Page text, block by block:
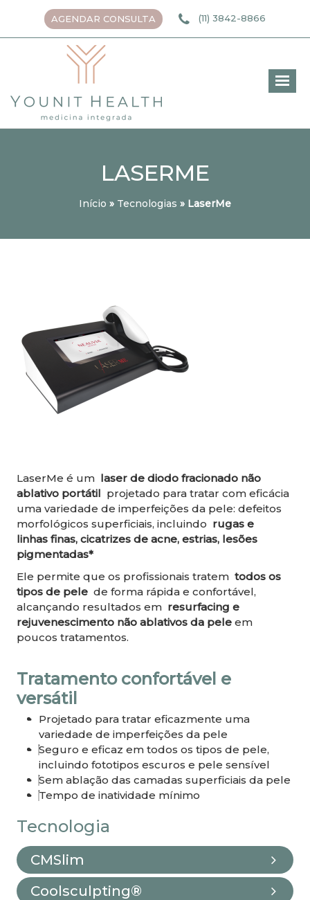
AGENDAR CONSULTA (11) 3842-8866
LASERME
Início » Tecnologias » LaserMe
LaserMe é um laser de diodo fracionado não
ablativo portátil projetado para tratar com eficácia
uma variedade de imperfeições da pele: defeitos
morfológicos superficiais, incluindo rugas e
linhas finas, cicatrizes de acne, estrias, lesões
pigmentadas*
Ele permite que os profissionais tratem todos os
tipos de pele de forma rápida e confortável,
alcançando resultados em resurfacing e
rejuvenescimento não ablativos da pele em
poucos tratamentos.
Tratamento confortável e
versátil
Projetado para tratar eficazmente uma
variedade de imperfeições da pele
Seguro e eficaz em todos os tipos de pele,
incluindo fototipos escuros e pele sensível
Sem ablação das camadas superficiais da pele
Tempo de inatividade mínimo
Tecnologia
CMSlim
Coolsculpting®